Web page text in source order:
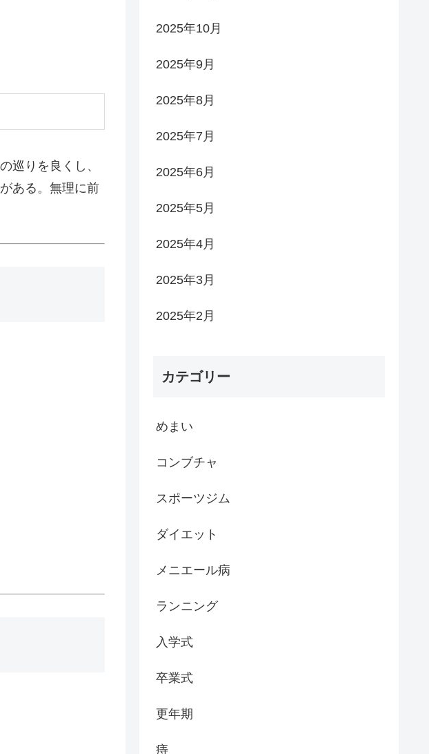
巡りを良くし、
ある。無理に前
2025年10月
2025年9月
2025年8月
2025年7月
2025年6月
2025年5月
2025年4月
2025年3月
2025年2月
カテゴリー
めまい
コンブチャ
スポーツジム
ダイエット
メニエール病
ランニング
入学式
卒業式
更年期
痔